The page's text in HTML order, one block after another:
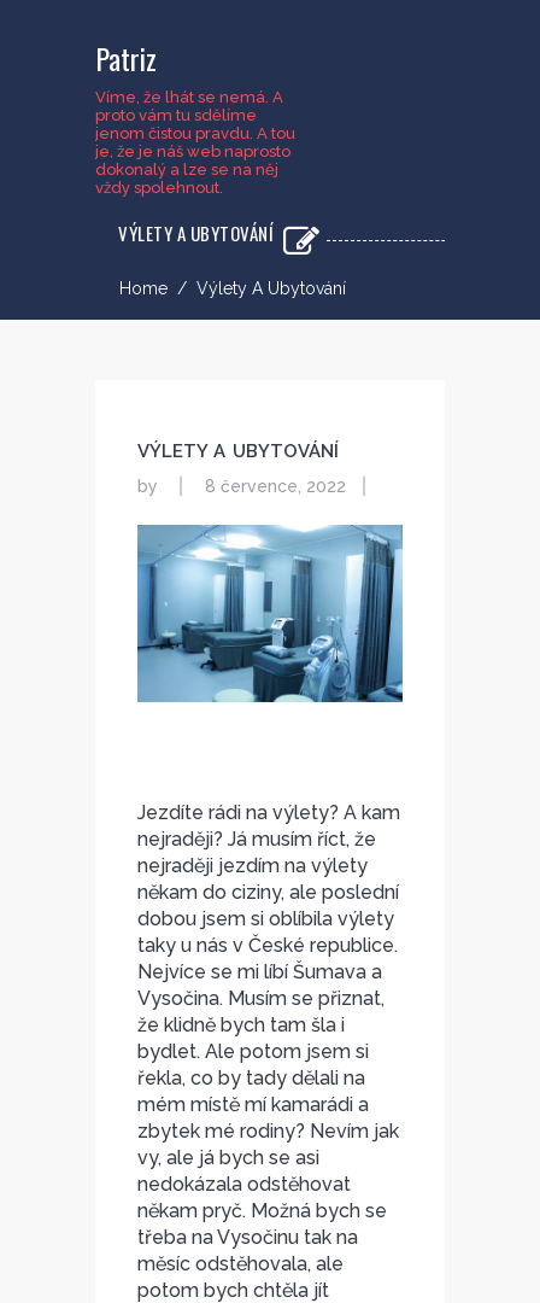
Patriz
Víme, že lhát se nemá. A
proto vám tu sdělíme
jenom čistou pravdu. A tou
je, že je náš web naprosto
dokonalý a lze se na něj
vždy spolehnout.
VÝLETY A UBYTOVÁNÍ
Home / Výlety A Ubytování
VÝLETY A UBYTOVÁNÍ
by 8 července, 2022
Jezdíte rádi na výlety? A kam
nejraději? Já musím říct, že
nejraději jezdím na výlety
někam do ciziny, ale poslední
dobou jsem si oblíbila výlety
taky u nás v České republice.
Nejvíce se mi líbí Šumava a
Vysočina. Musím se přiznat,
že klidně bych tam šla i
bydlet. Ale potom jsem si
řekla, co by tady dělali na
mém místě mí kamarádi a
zbytek mé rodiny? Nevím jak
vy, ale já bych se asi
nedokázala odstěhovat
někam pryč. Možná bych se
třeba na Vysočinu tak na
měsíc odstěhovala, ale
potom bych chtěla jít